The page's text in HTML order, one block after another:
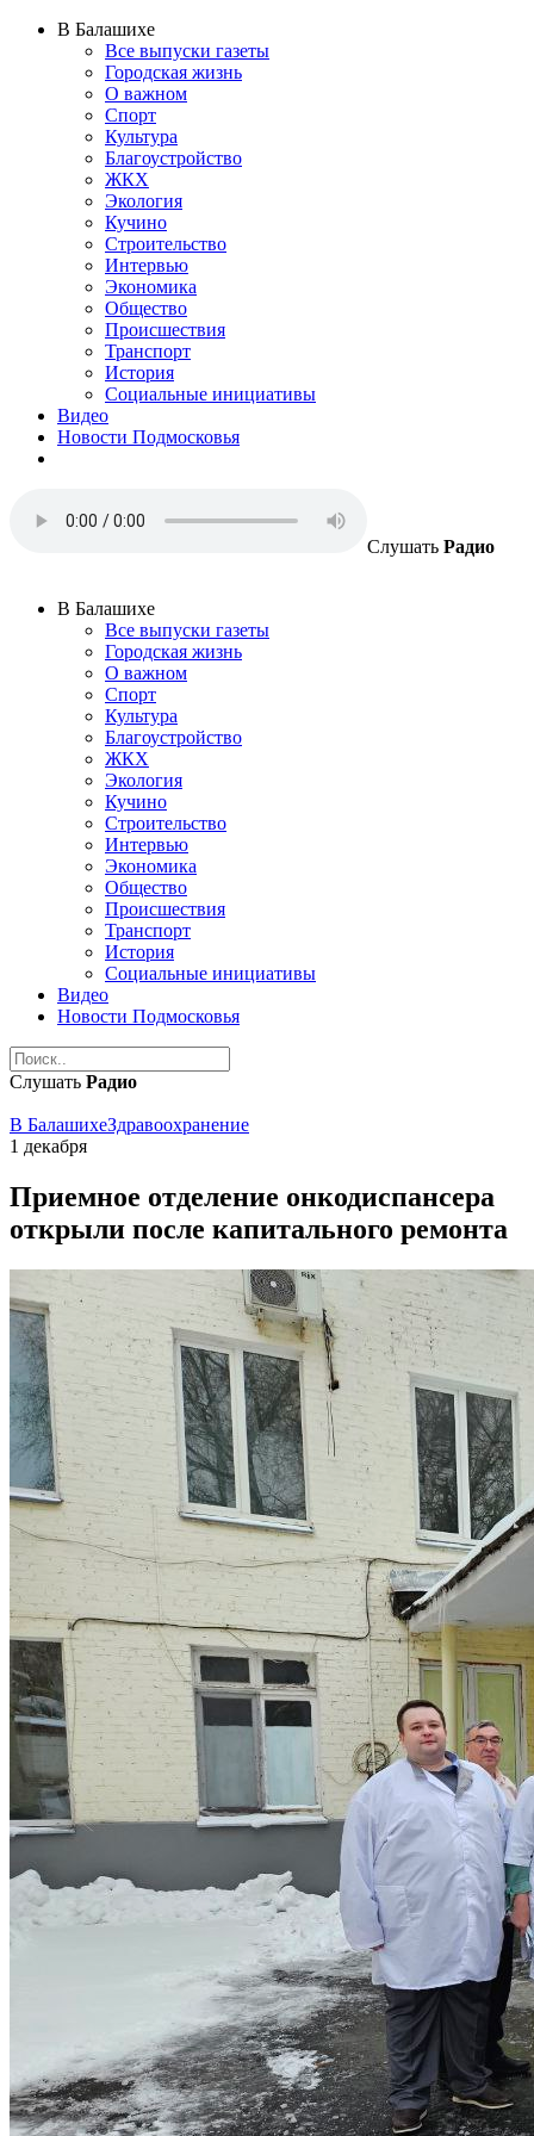
В Балашихе
Все выпуски газеты
Городская жизнь
О важном
Спорт
Культура
Благоустройство
ЖКХ
Экология
Кучино
Строительство
Интервью
Экономика
Общество
Происшествия
Транспорт
История
Социальные инициативы
Видео
Новости Подмосковья
Слушать Радио
В Балашихе
Все выпуски газеты
Городская жизнь
О важном
Спорт
Культура
Благоустройство
ЖКХ
Экология
Кучино
Строительство
Интервью
Экономика
Общество
Происшествия
Транспорт
История
Социальные инициативы
Видео
Новости Подмосковья
Слушать Радио
В БалашихеЗдравоохранение
1 декабря
Приемное отделение онкодиспансера
открыли после капитального ремонта